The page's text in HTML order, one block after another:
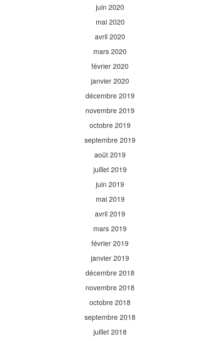
juin 2020
mai 2020
avril 2020
mars 2020
février 2020
janvier 2020
décembre 2019
novembre 2019
octobre 2019
septembre 2019
août 2019
juillet 2019
juin 2019
mai 2019
avril 2019
mars 2019
février 2019
janvier 2019
décembre 2018
novembre 2018
octobre 2018
septembre 2018
juillet 2018